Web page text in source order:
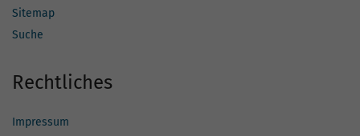
Sitemap
Suche
Rechtliches
Impressum